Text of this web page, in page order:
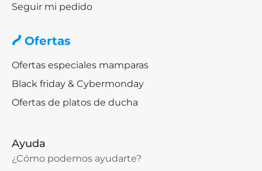
Seguir mi pedido
Ofertas
Ofertas especiales mamparas
Black friday & Cybermonday
Ofertas de platos de ducha
Ayuda
¿Cómo podemos ayudarte?